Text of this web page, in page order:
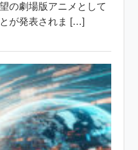
の劇場版アニメとして
が発表されま […]